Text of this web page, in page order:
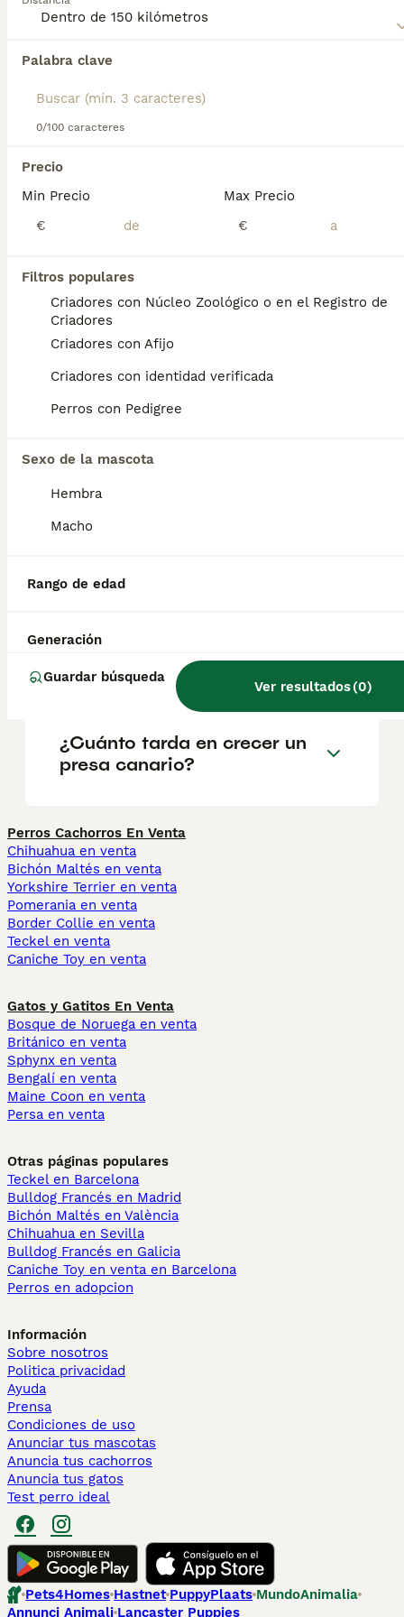
Palabra clave
0/100 caracteres
Precio
Min Precio
€
Max Precio
€
Filtros populares
Criadores con Núcleo Zoológico o en el Registro de
Criadores
Criadores con Afijo
Criadores con identidad verificada
Perros con Pedigree
Sexo de la mascota
Hembra
Macho
Rango de edad
Generación
Guardar búsqueda
Ver resultados(0)
Canario
para obtener información sobre esta raza de perro.
Encontramos 0 Presa Canario Perros para
Si deseas exactamente esta búsqueda guarda tu
búsqueda y espera el resultado perfecto:
Preguntas frecuentes
¿Cuánto vale un cachorro de
presa canaria?
El coste de adquisición de esta raza puede
variar según factores como el pedigrí, la
reputación del criador y la ubicación
geográfica. Es fundamental acudir a
Informarse bien y comparar opciones antes
decisión.
peligroso?
¿Es el presa un buen perro
de familia?
¿Cuánto tarda en crecer un
presa canario?
Perros Cachorros En Venta
Chihuahua en venta
Bichón Maltés en venta
Yorkshire Terrier en venta
Pomerania en venta
Border Collie en venta
Teckel en venta
Caniche Toy en venta
Gatos y Gatitos En Venta
Bosque de Noruega en venta
Británico en venta
Sphynx en venta
Bengalí en venta
Maine Coon en venta
Persa en venta
Otras páginas populares
Teckel en Barcelona
Bulldog Francés en Madrid
Bichón Maltés en València
Chihuahua en Sevilla
Bulldog Francés en Galicia
Caniche Toy en venta en Barcelona
Perros en adopcion
Información
Sobre nosotros
Politica privacidad
Ayuda
Prensa
Condiciones de uso
Anunciar tus mascotas
Anuncia tus cachorros
Anuncia tus gatos
Test perro ideal
Pets4Homes Hastnet PuppyPlaats MundoAnimalia
Annunci Animali Lancaster Puppies